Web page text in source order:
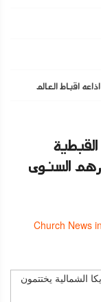
اقباط العالم
السنوى